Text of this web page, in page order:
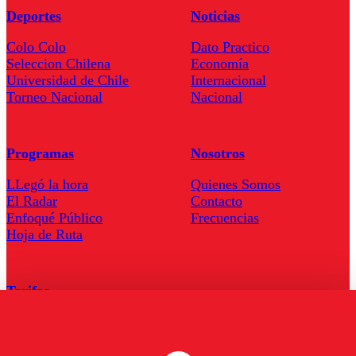
Deportes
Colo Colo
Seleccion Chilena
Universidad de Chile
Torneo Nacional
Noticias
Dato Practico
Economía
Internacional
Nacional
Programas
LLegó la hora
El Radar
Enfoqué Público
Hoja de Ruta
Nosotros
Quienes Somos
Contacto
Frecuencias
Tarifas